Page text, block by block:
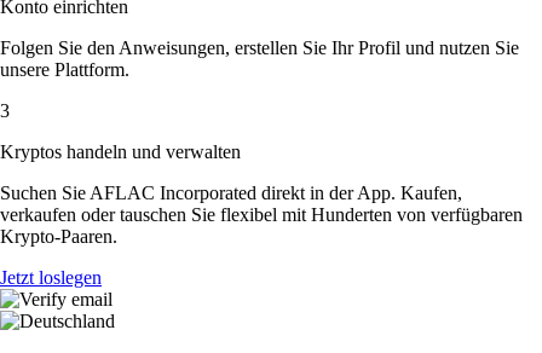
Konto einrichten
Folgen Sie den Anweisungen, erstellen Sie Ihr Profil und nutzen Sie
unsere Plattform.
3
Kryptos handeln und verwalten
Suchen Sie AFLAC Incorporated direkt in der App. Kaufen,
verkaufen oder tauschen Sie flexibel mit Hunderten von verfügbaren
Krypto-Paaren.
Jetzt loslegen